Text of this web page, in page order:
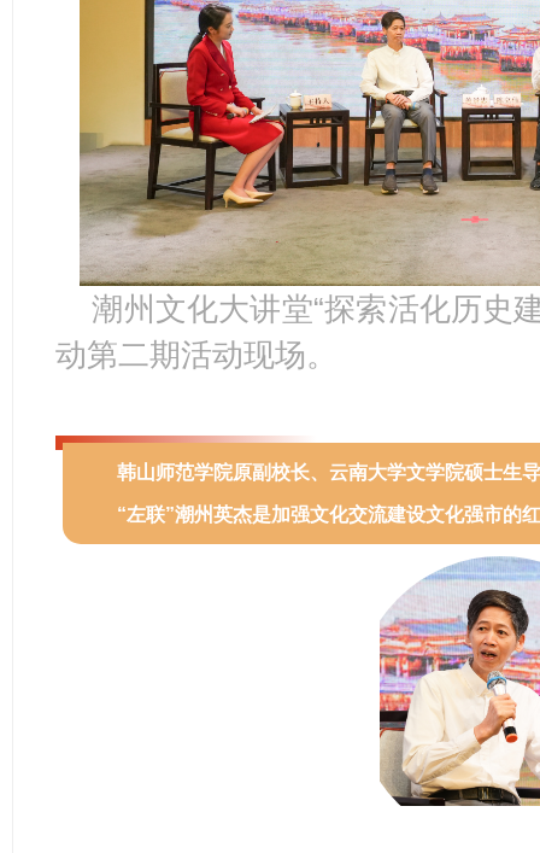
潮州文化大讲堂“探索活化历史
动第二期活动现场。
韩山师范学院原副校长、云南大学文学院硕士生
“左联”潮州英杰是加强文化交流建设文化强市的